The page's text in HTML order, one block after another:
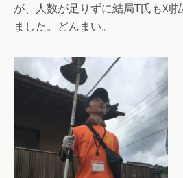
が、人数が足りずに結局T氏も刈
ました。どんまい。